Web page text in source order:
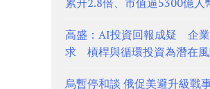
高盛：AI投資回報成疑 企
求 槓桿與循環投資為潛在
烏暫停和談 俄促美避升級戰